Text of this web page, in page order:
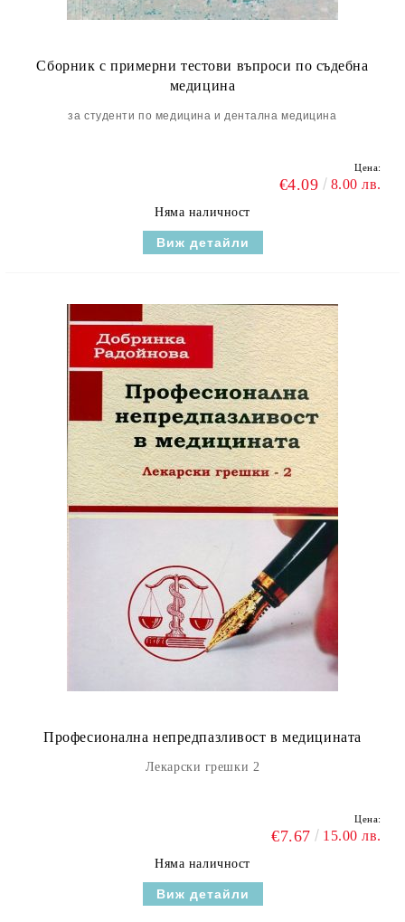
Сборник с примерни тестови въпроси по съдебна
медицина
за студенти по медицина и дентална медицина
Цена:
€4.09 8.00 лв.
Няма наличност
Виж детайли
Професионална непредпазливост в медицината
Лекарски грешки 2
Цена:
€7.67 15.00 лв.
Няма наличност
Виж детайли